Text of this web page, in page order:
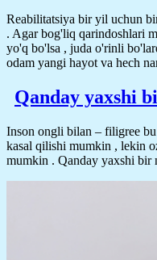
Reabilitatsiya bir yil uchun
. Agar bog'liq qarindoshlari
yo'q bo'lsa , juda o'rinli
odam yangi hayot va hech
Qanday yaxshi
Inson ongli bilan – filigree
kasal qilishi mumkin , lekin
mumkin . Qanday yaxshi bir